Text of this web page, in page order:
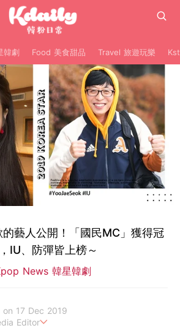
韓劇 Food 美食甜品 Travel 旅遊玩樂
藝人公開！「國民MC」獲得冠
IU、防彈皆上榜～
News 韓星韓劇
on 17 Dec 2019
Editor